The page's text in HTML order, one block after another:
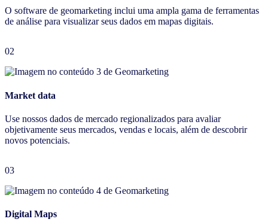
O software de geomarketing inclui uma ampla gama de ferramentas
de análise para visualizar seus dados em mapas digitais.
02
Market data
Use nossos dados de mercado regionalizados para avaliar
objetivamente seus mercados, vendas e locais, além de descobrir
novos potenciais.
03
Digital Maps